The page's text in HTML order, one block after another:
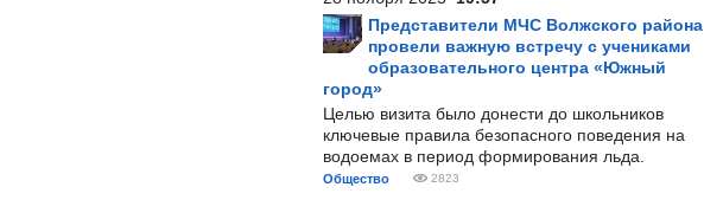
Представители МЧС Волжского района
провели важную встречу с учениками
образовательного центра «Южный
город»
Целью визита было донести до школьников
ключевые правила безопасного поведения на
водоемах в период формирования льда.
Общество 2823